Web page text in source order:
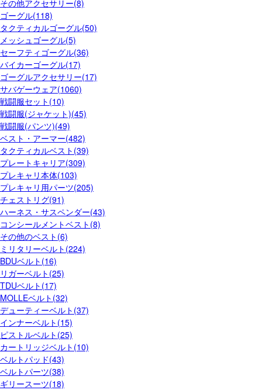
その他アクセサリー(8)
ゴーグル(118)
タクティカルゴーグル(50)
メッシュゴーグル(5)
セーフティゴーグル(36)
バイカーゴーグル(17)
ゴーグルアクセサリー(17)
サバゲーウェア(1060)
戦闘服セット(10)
戦闘服(ジャケット)(45)
戦闘服(パンツ)(49)
ベスト・アーマー(482)
タクティカルベスト(39)
プレートキャリア(309)
プレキャリ本体(103)
プレキャリ用パーツ(205)
チェストリグ(91)
ハーネス・サスペンダー(43)
コンシールメントベスト(8)
その他のベスト(6)
ミリタリーベルト(224)
BDUベルト(16)
リガーベルト(25)
TDUベルト(17)
MOLLEベルト(32)
デューティーベルト(37)
インナーベルト(15)
ピストルベルト(25)
カートリッジベルト(10)
ベルトパッド(43)
ベルトパーツ(38)
ギリースーツ(18)